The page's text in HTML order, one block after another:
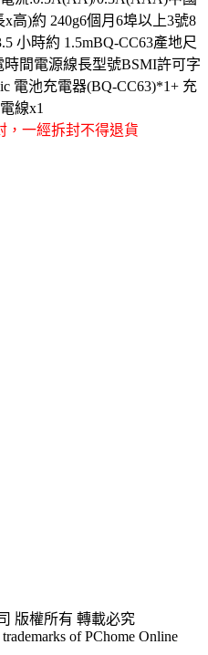
一經拆封不得退貨
版權所有 轉載必究
of PChome Online